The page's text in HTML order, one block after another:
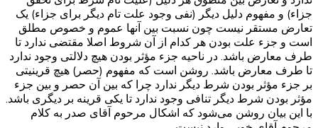
جزاء) و مفهوم دلیل دیگر (نفی وجود علت تام دیگر برای جزاء) یک
تعارض مستقر نیست چون نسبت بین آنها عموم و خصوص مطلق
است و جزء علت بودن هر کدام از آن شروط اصلا مقتضی ندارد تا
طرف معارض باشد. در ناحیه جزء مؤثر بودن هیچ دلالتی وجود ندارد
تا طرف معارض باشد. روشن است که مفهوم (حصر) هیچ قرینیتی
بر جزء مؤثر بودن شرط دیگر ندارد چرا که بین آن حصر و بین جزء
مؤثر بودن شرط دیگر تنافی وجود ندارد تا یکی قرینه بر دیگری باشد.
با این بیان روشن می‌شود که اشکال مرحوم آقای صدر به کلام